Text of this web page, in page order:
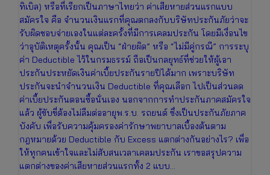
ทิเบิล) หรือที่เรียกเป็นภาษาไทยว่า ค่าเสียหายส่วนแรกแบบ
สมัครใจ คือ จำนวนเงินแรกที่คุณตกลงกับบริษัทประกันภัยว่าจะ
รับผิดชอบจ่ายเองในแต่ละครั้งที่มีการเคลมประกัน โดยมีเงื่อนไข
ว่าอุบัติเหตุครั้งนั้น คุณเป็น “ฝ่ายผิด” หรือ “ไม่มีคู่กรณี” การระบุ
ค่า Deductible ไว้ในกรมธรรม์ ถือเป็นกลยุทธ์ที่ช่วยให้ผู้เอา
ประกันประหยัดเงินค่าเบี้ยประกันรายปีได้มาก เพราะบริษัท
ประกันจะนำจำนวนเงิน Deductible ที่คุณเลือก ไปเป็นส่วนลด
ค่าเบี้ยประกันตอนซื้อนั่นเอง นอกจากการทำประกันภาคสมัครใจ
แล้ว ผู้ขับขี่ต้องไม่ลืมต่ออายุพ.ร.บ. รถยนต์ ซึ่งเป็นประกันภัยภาค
บังคับ เพื่อรับความคุ้มครองค่ารักษาพยาบาลเบื้องต้นตาม
กฎหมายด้วย Deductible กับ Excess แตกต่างกันอย่างไร? เพื่อ
ให้ทุกคนเข้าใจและไม่สับสนเวลาเคลมประกัน เราขอสรุปความ
แตกต่างของค่าเสียหายส่วนแรกทั้ง 2 แบบ…